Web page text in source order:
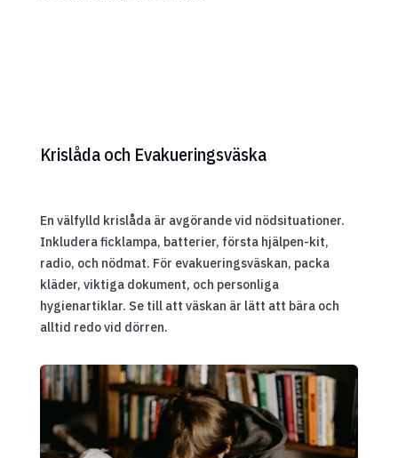
Krislåda och Evakueringsväska
En välfylld krislåda är avgörande vid nödsituationer.
Inkludera ficklampa, batterier, första hjälpen-kit,
radio, och nödmat. För evakueringsväskan, packa
kläder, viktiga dokument, och personliga
hygienartiklar. Se till att väskan är lätt att bära och
alltid redo vid dörren.